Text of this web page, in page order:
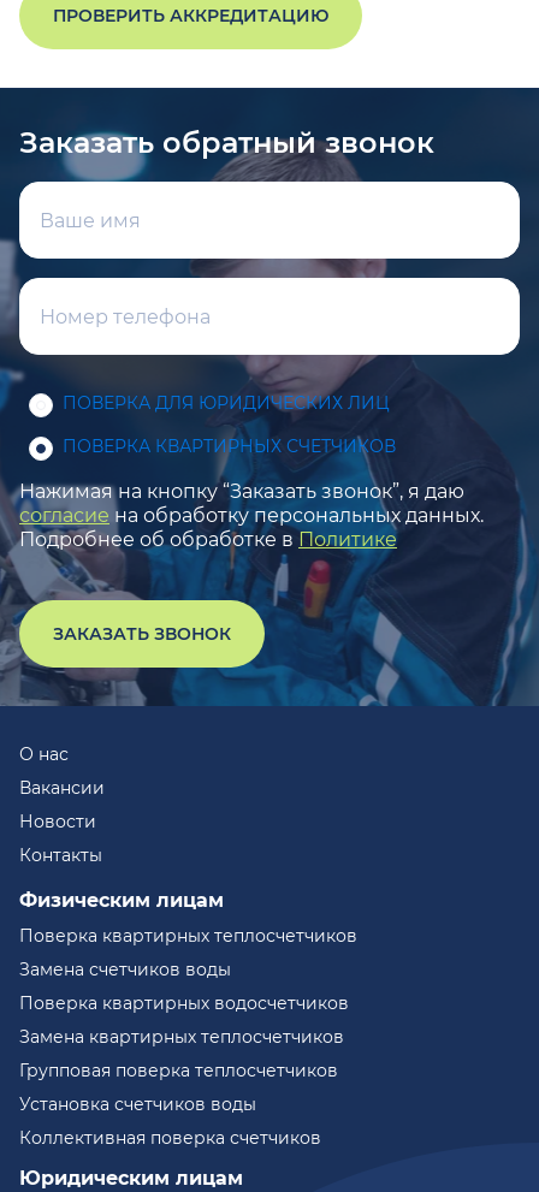
ПРОВЕРИТЬ АККРЕДИТАЦИЮ
Заказать обратный звонок
ПОВЕРКА ДЛЯ ЮРИДИЧЕСКИХ ЛИЦ
ПОВЕРКА КВАРТИРНЫХ СЧЕТЧИКОВ
Нажимая на кнопку “Заказать звонок”, я даю
согласие на обработку персональных данных.
Подробнее об обработке в Политике
ЗАКАЗАТЬ ЗВОНОК
О нас
Вакансии
Новости
Контакты
Физическим лицам
Поверка квартирных теплосчетчиков
Замена счетчиков воды
Поверка квартирных водосчетчиков
Замена квартирных теплосчетчиков
Групповая поверка теплосчетчиков
Установка счетчиков воды
Коллективная поверка счетчиков
Юридическим лицам